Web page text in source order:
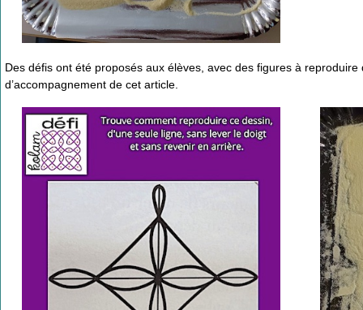
Des défis ont été proposés aux élèves, avec des figures à
d’accompagnement de cet article.